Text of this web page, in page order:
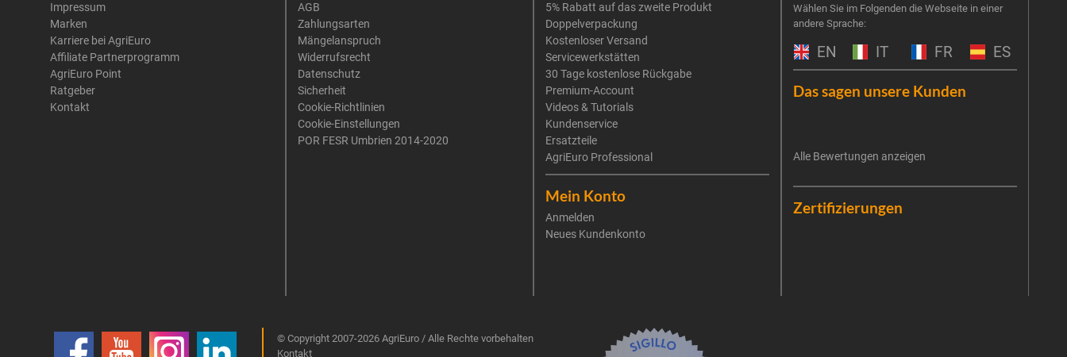
Impressum
Marken
Karriere bei AgriEuro
Affiliate Partnerprogramm
AgriEuro Point
Ratgeber
Kontakt
AGB
Zahlungsarten
Mängelanspruch
Widerrufsrecht
Datenschutz
Sicherheit
Cookie-Richtlinien
Cookie-Einstellungen
POR FESR Umbrien 2014-2020
5% Rabatt auf das zweite Produkt
Doppelverpackung
Kostenloser Versand
Servicewerkstätten
30 Tage kostenlose Rückgabe
Premium-Account
Videos & Tutorials
Kundenservice
Ersatzteile
AgriEuro Professional
Mein Konto
Anmelden
Neues Kundenkonto
Wählen Sie im Folgenden die Webseite in einer
andere Sprache:
EN IT FR ES
Das sagen unsere Kunden
Alle Bewertungen anzeigen
Zertifizierungen
© Copyright 2007-2026 AgriEuro / Alle Rechte vorbehalten
Kontakt